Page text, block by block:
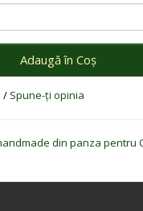
Adaugă în Coş
/ Spune-ţi opinia
din panza pentru